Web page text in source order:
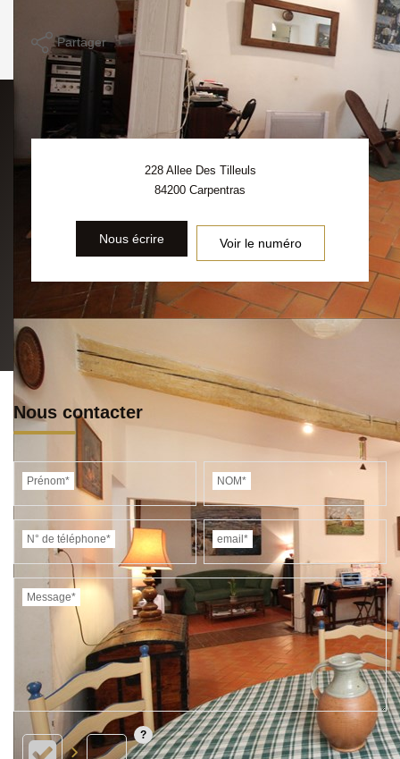
Imprimer
Partager
228 Allee Des Tilleuls
84200 Carpentras
Nous écrire Voir le numéro
Nous contacter
Prénom* NOM*
N° de téléphone* email*
Message*